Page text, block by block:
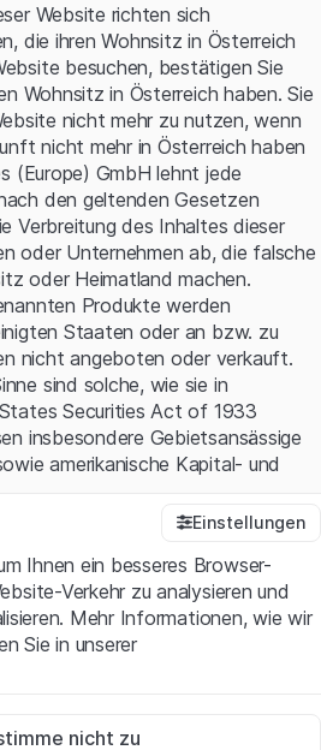
Website richten sich
die ihren Wohnsitz in Österreich
besuchen, bestätigen Sie
Wohnsitz in Österreich haben. Sie
nicht mehr zu nutzen, wenn
nicht mehr in Österreich haben
(Europe) GmbH lehnt jede
den geltenden Gesetzen
Verbreitung des Inhaltes dieser
oder Unternehmen ab, die falsche
oder Heimatland machen.
Produkte werden
Staaten oder an bzw. zu
nicht angeboten oder verkauft.
sind solche, wie sie in
Securities Act of 1933
insbesondere Gebietsansässige
amerikanische Kapital- und
erklären Sie, dass Sie die
und die wichtigen Hinweise und
haben und akzeptieren.
nicht einverstanden
Zugriff auf diese Website.
zum Kauf
Einstellungen
Ihnen ein besseres Browser-
Verkehr zu analysieren und
Mehr Informationen, wie wir
Sie in unserer
erforderlich und können nicht
nicht zu